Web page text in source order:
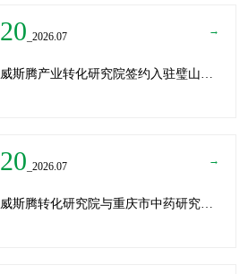
20 _2026.07 →
20 _2026.07 →
威斯腾转化研究院与重庆市中药研究院深化战略合作，共筑中医药产学研创新生态